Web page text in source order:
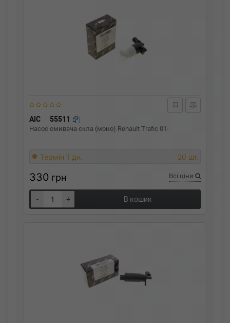
AIC 55511
Насос омивача скла (моно) Renault Trafic 01-
Термін 1 дн. 20 шт.
330 грн Всі ціни
- + В кошик